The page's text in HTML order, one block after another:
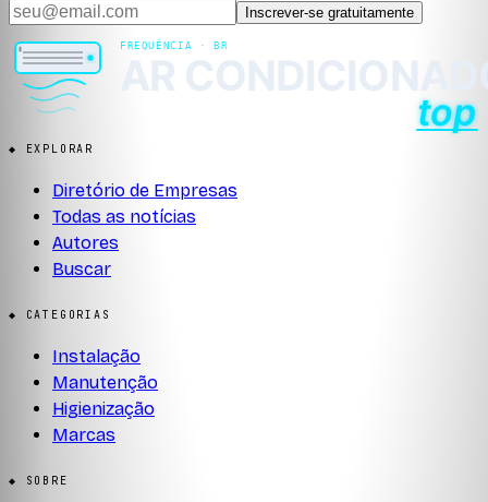
Inscrever-se gratuitamente
◆ EXPLORAR
Diretório de Empresas
Todas as notícias
Autores
Buscar
◆ CATEGORIAS
Instalação
Manutenção
Higienização
Marcas
◆ SOBRE